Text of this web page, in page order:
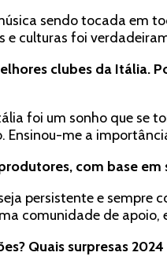
sendo tocada em
e culturas foi
clubes da
foi um sonho que se
me a
com base
persistente e sempre
comunidade de
Quais surpresas